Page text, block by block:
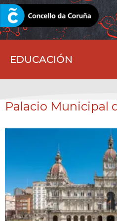
EDUCACIÓN
CORUNA.GAL
Palacio Municipal